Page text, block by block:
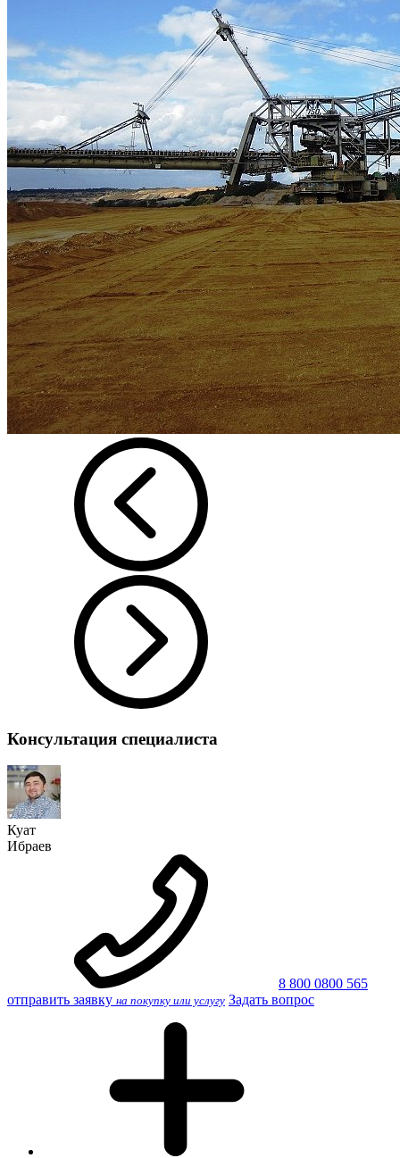
Консультация специалиста
Куат
Ибраев
8 800 0800 565
отправить заявку на покупку или услугу Задать вопрос